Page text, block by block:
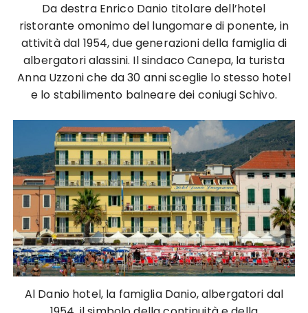
Da destra Enrico Danio titolare dell’hotel
ristorante omonimo del lungomare di ponente, in
attività dal 1954, due generazioni della famiglia di
albergatori alassini. Il sindaco Canepa, la turista
Anna Uzzoni che da 30 anni sceglie lo stesso hotel
e lo stabilimento balneare dei coniugi Schivo.
Al Danio hotel, la famiglia Danio, albergatori dal